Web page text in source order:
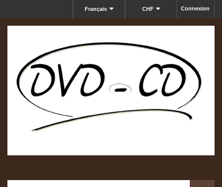
Connexion
CHF
Français